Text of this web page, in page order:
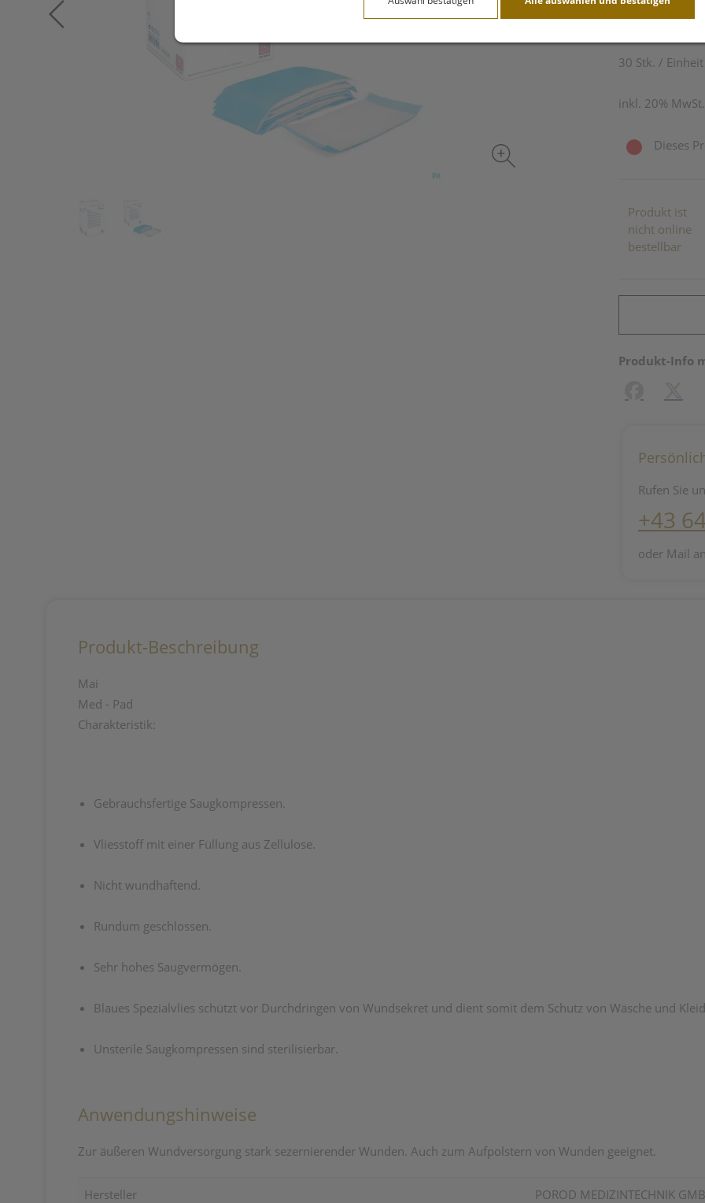
30 Stk. / Einheit
inkl. 20% MwSt.
Dieses
Produkt ist
nicht online
bestellbar
Produkt-Info
Rufen Sie
+43
oder Mail
Produkt-Beschreibung
Mai
Med - Pad
Charakteristik:
Gebrauchsfertige Saugkompressen.
Vliesstoff mit einer Füllung aus Zellulose.
Nicht wundhaftend.
Rundum geschlossen.
Sehr hohes Saugvermögen.
Blaues Spezialvlies schützt vor Durchdringen von Wundsekret und dient somit dem Schutz von Wäsche und
Unsterile Saugkompressen sind sterilisierbar.
Anwendungshinweise
Zur äußeren Wundversorgung stark sezernierender Wunden. Auch zum Aufpolstern von Wunden geeignet.
Hersteller POROD MEDIZINTECHNIK